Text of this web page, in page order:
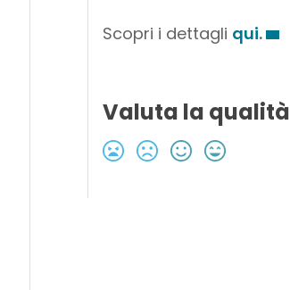
Scopri i dettagli qui.
Valuta la